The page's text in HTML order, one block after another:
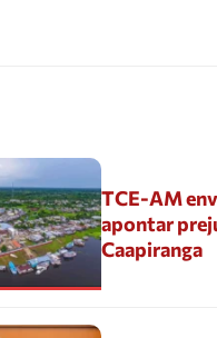
TCE-AM
apontar
Caapiranga